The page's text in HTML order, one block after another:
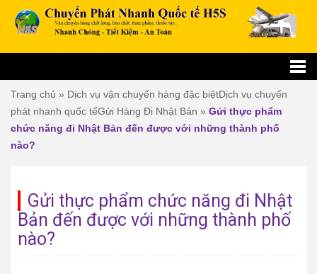
Trang chủ » Dịch vụ vận chuyển hàng đặc biệtDịch vụ chuyển
phát nhanh quốc tếGửi Hàng Đi Nhật Bản » Gửi thực phẩm
chức năng đi Nhật Bản đến được với những thành phố
nào?
Gửi thực phẩm chức năng đi Nhật
Bản đến được với những thành phố
nào?